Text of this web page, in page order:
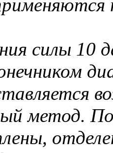
силы 10
метод.